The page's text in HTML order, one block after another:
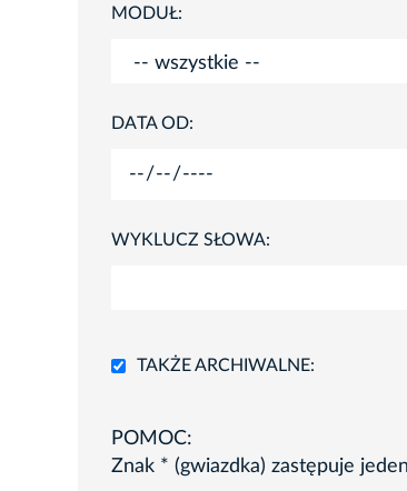
MODUŁ:
DATA OD:
WYKLUCZ SŁOWA:
TAKŻE ARCHIWALNE:
POMOC:
Znak * (gwiazdka) zastępuje